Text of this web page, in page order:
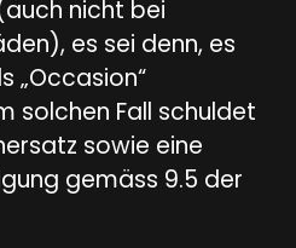
nicht bei
es sei denn, es
„Occasion“
solchen Fall schuldet
sowie eine
gemäss 9.5 der